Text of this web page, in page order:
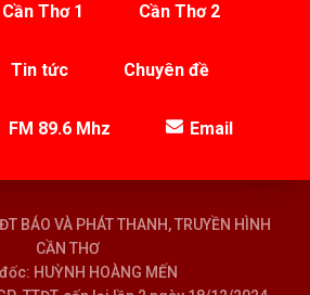
Cần Thơ 1 Cần Thơ 2
Tin tức Chuyên đề
FM 89.6 Mhz Email
BÁO VÀ PHÁT THANH, TRUYỀN HÌNH
CẦN THƠ
HUỲNH HOÀNG MẾN